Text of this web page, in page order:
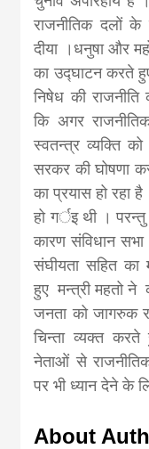
राजनीतिक दलों
दीया ।धनुषा और
का उद्‍घाटन करते
निषेध की
कि अगर
स्वतन्त्र व्यक्ति
सरकर की घोषणा
का प्रयास हो
हो गर्इ थी ।
कारण संविधान सभा
संघीयता सहित का
हुए मन्त्री महतो ने
जनता को जागरुक
चिन्ता व्यक्त
नेताओं से
पर भी ध्यान देने के
About